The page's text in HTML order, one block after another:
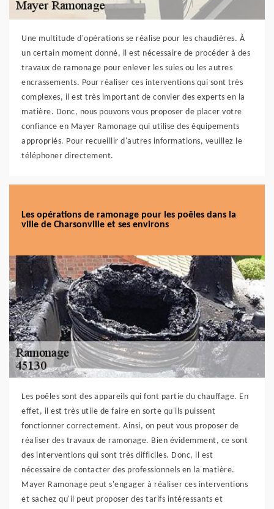
Une multitude d'opérations se réalise pour les chaudières. À
un certain moment donné, il est nécessaire de procéder à des
travaux de ramonage pour enlever les suies ou les autres
encrassements. Pour réaliser ces interventions qui sont très
complexes, il est très important de convier des experts en la
matière. Donc, nous pouvons vous proposer de placer votre
confiance en Mayer Ramonage qui utilise des équipements
appropriés. Pour recueillir d'autres informations, veuillez le
téléphoner directement.
Les opérations de ramonage pour les poêles dans la
ville de Charsonville et ses environs
Les poêles sont des appareils qui font partie du chauffage. En
effet, il est très utile de faire en sorte qu'ils puissent
fonctionner correctement. Ainsi, on peut vous proposer de
réaliser des travaux de ramonage. Bien évidemment, ce sont
des interventions qui sont très difficiles. Donc, il est
nécessaire de contacter des professionnels en la matière.
Mayer Ramonage peut s'engager à réaliser ces interventions
et sachez qu'il peut proposer des tarifs intéressants et